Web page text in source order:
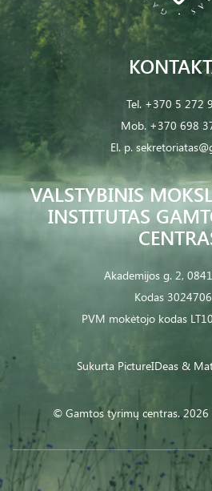
VALSTYBINIS
INSTITUTAS
Akademijos g. 2,
Kodas
PVM mokėtojo kodas
Tel. +370 5 272
Mob. +370 698
El. p.
© Gamtos tyrimų centras. 2026
Sukurta PictureIDeas &